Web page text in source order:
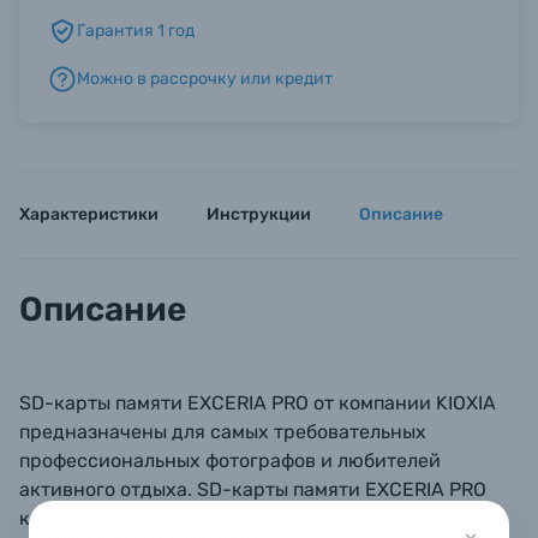
Б/У фототехника (Комиссионные товары)
Гарантия 1 год
Можно в рассрочку или кредит
Характеристики Инструкции Описание
Описание
SD-карты памяти EXCERIA PRO от компании KIOXIA
предназначены для самых требовательных
профессиональных фотографов и любителей
активного отдыха. SD-карты памяти EXCERIA PRO
класса скорости видео 90 (V90), оснащенные